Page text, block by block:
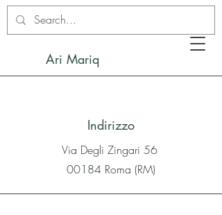
Ari Mariq
Indirizzo
Via Degli Zingari 56
00184 Roma (RM)